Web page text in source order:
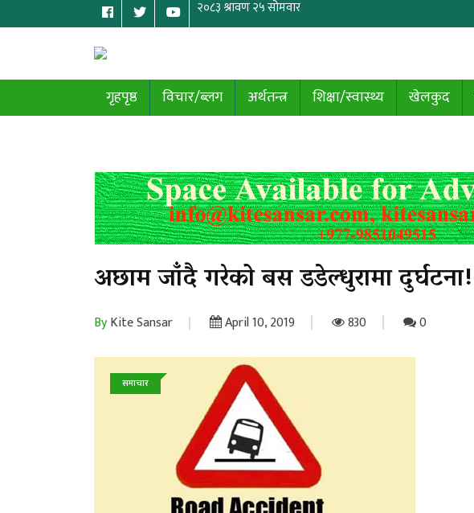
गृहपृष्ठ विचार/ब्लग अर्थतन्त्र शिक्षा/स्वास्थ्य खेलकुद
अछाम जाँदै गरेको बस डडेल्धुरामा दुर्घटना!
ByKite Sansar April 10, 2019 830 0
समाचार